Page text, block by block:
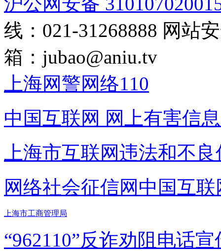
线：021-31268888 网站
箱： jubao@aniu.tv
上海网警网络110
中国互联网 网上有害信
上海市互联网违法和不
网络社会征信网 中国互
上海市工商管理局
“962110”反诈劝阻电话宣